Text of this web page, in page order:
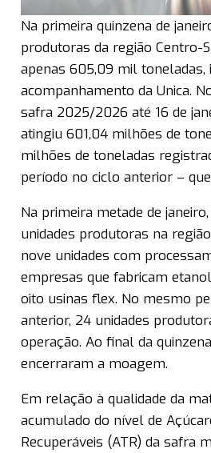
Na primeira quinzena de
produtoras da região Centro-
apenas 605,09 mil toneladas,
acompanhamento da Unica.
safra 2025/2026 até 16 de
atingiu 601,04 milhões de
milhões de toneladas
período no ciclo anterior –
Na primeira metade de
unidades produtoras na
nove unidades com
empresas que fabricam
oito usinas flex. No mesmo
anterior, 24 unidades
operação. Ao final da
encerraram a moagem.
Em relação à qualidade da
acumulado do nível de
Recuperáveis (ATR) da safra